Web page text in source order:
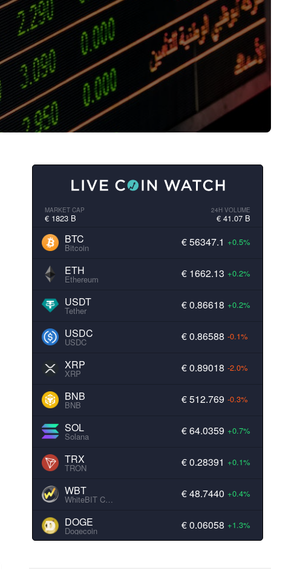
MARKET CAP
€ 1823 B
24H VOLUME
€ 41.07 B
BTC
Bitcoin € 56347.1 +0.5%
ETH
Ethereum € 1662.13 +0.2%
USDT
Tether € 0.86618 +0.2%
USDC
USDC € 0.86588 -0.1%
XRP
XRP € 0.89018 -2.0%
BNB
BNB € 512.769 -0.3%
SOL
Solana € 64.0359 +0.7%
TRX
TRON € 0.28391 +0.1%
WBT
WhiteBIT Coin € 48.7440 +0.4%
DOGE
Dogecoin € 0.06058 +1.3%